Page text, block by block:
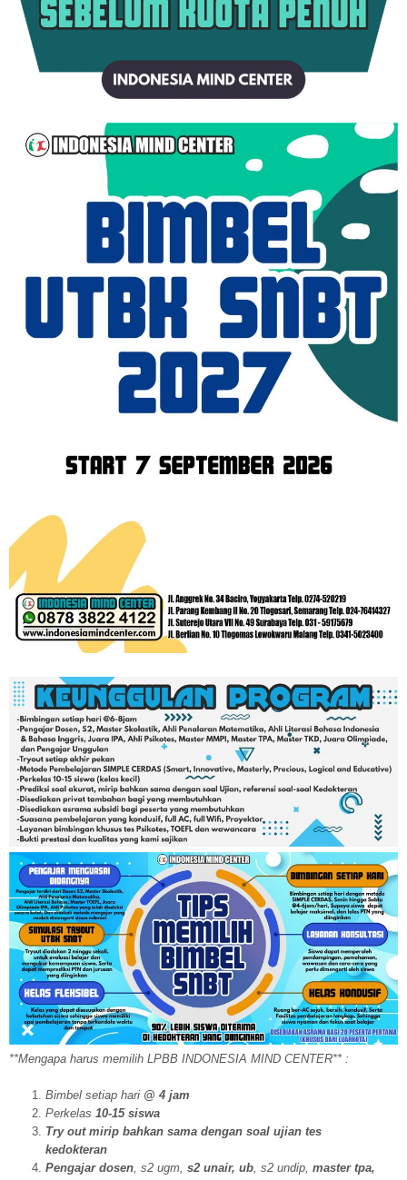
**Mengapa harus memilih LPBB INDONESIA MIND CENTER** :
Bimbel setiap hari @ 4 jam
Perkelas 10-15 siswa
Try out mirip bahkan sama dengan soal ujian tes
kedokteran
Pengajar dosen , s2 ugm, s2 unair, ub , s2 undip, master tpa,